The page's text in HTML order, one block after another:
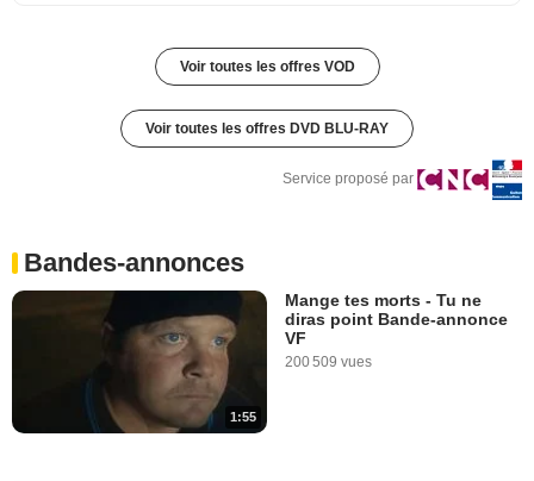
Voir toutes les offres VOD
Voir toutes les offres DVD BLU-RAY
Service proposé par
Bandes-annonces
1:55
Mange tes morts - Tu ne
diras point Bande-annonce
VF
200 509 vues